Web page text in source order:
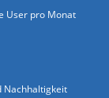
User pro Monat
Nachhaltigkeit